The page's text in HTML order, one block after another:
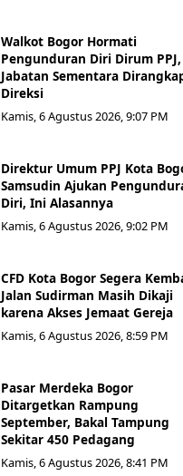
Walkot Bogor Hormati
Pengunduran Diri Dirum PPJ,
Jabatan Sementara
Direksi
Kamis, 6 Agustus 2026, 9:07 PM
Direktur Umum PPJ Kota
Samsudin Ajukan
Diri, Ini Alasannya
Kamis, 6 Agustus 2026, 9:02 PM
CFD Kota Bogor Segera
Jalan Sudirman Masih Dikaji
karena Akses Jemaat Gereja
Kamis, 6 Agustus 2026, 8:59 PM
Pasar Merdeka Bogor
Ditargetkan Rampung
September, Bakal Tampung
Sekitar 450 Pedagang
Kamis, 6 Agustus 2026, 8:41 PM